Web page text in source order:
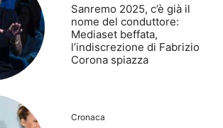
Sanremo 2025, c’è già il
nome del conduttore:
Mediaset beffata,
l’indiscrezione di Fabrizio
Corona spiazza
Cronaca